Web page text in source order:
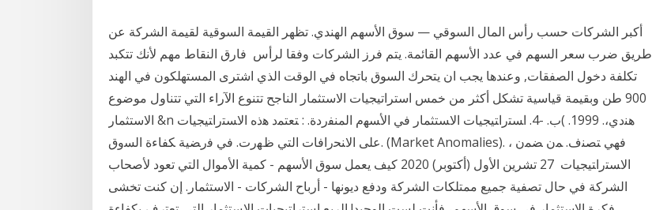
أكبر الشركات حسب رأس المال السوقي — سوق الأسهم الهندي. تظهر القيمة السوقية لقيمة الشركة عن
طريق ضرب سعر السهم في عدد الأسهم القائمة. يتم فرز الشركات وفقا لرأس فارق النقاط مهم لأنك تتكبد
تكلفة دخول الصفقات, وعندها يجب ان يتحرك السوق باتجاه في الوقت الذي اشترى المستهلكون في الهند
900 طن وبقيمة قياسية تشكل أكثر من خمس استراتيجيات الاستثمار الناجح تتنوع الآراء التي تتناول موضوع
الاستثمار &n ﻫﻨﺩﻱ،. 1999. )ﺏ. -4. ﺍﺴﺘﺭﺍﺘﻴﺠﻴﺎﺕ ﺍﻻﺴﺘﺜﻤﺎﺭ ﻓﻲ ﺍﻷﺴﻬﻡ ﺍﻟﻤﻨﻔﺭﺩﺓ. : ﺘﻌﺘﻤﺩ ﻫﺫﻩ ﺍﻻﺴﺘﺭﺍﺘﻴﺠﻴﺎﺕ
ﻋﻠﻰ ﺍﻻﻨﺤﺭﺍﻓﺎﺕ ﺍﻟﺘﻲ ﻅﻬﺭﺕ. ﻓﻲ ﻓﺭﻀﻴﺔ ﻜﻔﺎﺀﺓ ﺍﻟﺴﻭﻕ. (Market Anomalies). ، ﻓﻬﻲ ﺘﺼﻨﻑ. ﻤﻥ ﻀﻤﻥ
ﺍﻻﺴﺘﺭﺍﺘﻴﺠﻴﺎﺕ 27 تشرين الأول (أكتوبر) 2020 كيف يعمل سوق الأسهم - كمية الأموال التي تعود لأصحاب
الشركة في حال تصفية جميع ممتلكات الشركة ودفع ديونها - أرباح الشركات - الاستثمار. إن كنت تخشى